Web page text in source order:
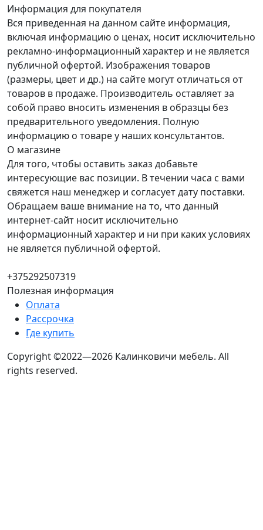
Информация для покупателя
Вся приведенная на данном сайте информация,
включая информацию о ценах, носит исключительно
рекламно-информационный характер и не является
публичной офертой. Изображения товаров
(размеры, цвет и др.) на сайте могут отличаться от
товаров в продаже. Производитель оставляет за
собой право вносить изменения в образцы без
предварительного уведомления. Полную
информацию о товаре у наших консультантов.
О магазине
Для того, чтобы оставить заказ добавьте
интересующие вас позиции. В течении часа с вами
свяжется наш менеджер и согласует дату поставки.
Обращаем ваше внимание на то, что данный
интернет-сайт носит исключительно
информационный характер и ни при каких условиях
не является публичной офертой.
+375292507319
Полезная информация
Оплата
Рассрочка
Где купить
Copyright ©2022—2026 Калинковичи мебель. All
rights reserved.